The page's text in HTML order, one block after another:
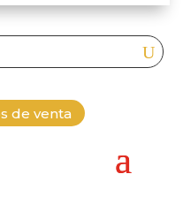
de venta